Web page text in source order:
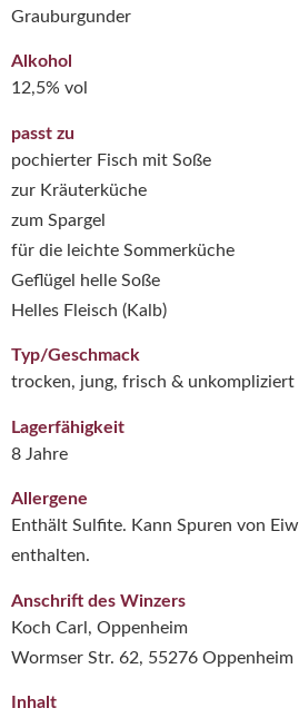
Grauburgunder
Alkohol
12,5% vol
passt zu
pochierter Fisch mit Soße
zur Kräuterküche
zum Spargel
für die leichte Sommerküche
Geflügel helle Soße
Helles Fleisch (Kalb)
Typ/Geschmack
trocken, jung, frisch & unkompliziert
Lagerfähigkeit
8 Jahre
Allergene
Enthält Sulfite. Kann Spuren von
enthalten.
Anschrift des Winzers
Koch Carl, Oppenheim
Wormser Str. 62, 55276 Oppenheim
Inhalt